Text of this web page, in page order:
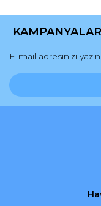
konularda yetersiz
Görüş ve
Ürün resmi
Ürün
Ürün fiyatı diğer